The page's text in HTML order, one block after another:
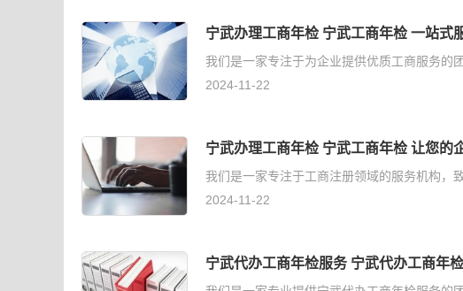
宁武办理工商年检 宁武工商年检 一站式
我们是一家专注于为企业提供优质工商服务的
2024-11-22
宁武办理工商年检 宁武工商年检 让您的
我们是一家专注于工商注册领域的服务机构，
2024-11-22
宁武代办工商年检服务 宁武代办工商年